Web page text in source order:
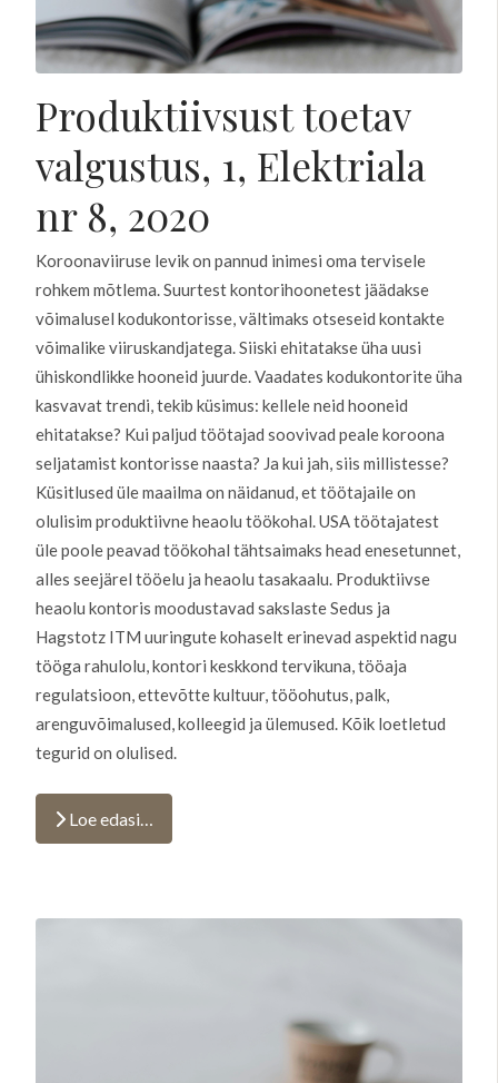
Produktiivsust toetav
valgustus, 1, Elektriala
nr 8, 2020
Koroonaviiruse levik on pannud inimesi oma tervisele
rohkem mõtlema. Suurtest kontorihoonetest jäädakse
võimalusel kodukontorisse, vältimaks otseseid kontakte
võimalike viiruskandjatega. Siiski ehitatakse üha uusi
ühiskondlikke hooneid juurde. Vaadates kodukontorite üha
kasvavat trendi, tekib küsimus: kellele neid hooneid
ehitatakse? Kui paljud töötajad soovivad peale koroona
seljatamist kontorisse naasta? Ja kui jah, siis millistesse?
Küsitlused üle maailma on näidanud, et töötajaile on
olulisim produktiivne heaolu töökohal. USA töötajatest
üle poole peavad töökohal tähtsaimaks head enesetunnet,
alles seejärel tööelu ja heaolu tasakaalu. Produktiivse
heaolu kontoris moodustavad sakslaste Sedus ja
Hagstotz ITM uuringute kohaselt erinevad aspektid nagu
tööga rahulolu, kontori keskkond tervikuna, tööaja
regulatsioon, ettevõtte kultuur, tööohutus, palk,
arenguvõimalused, kolleegid ja ülemused. Kõik loetletud
tegurid on olulised.
Loe edasi…